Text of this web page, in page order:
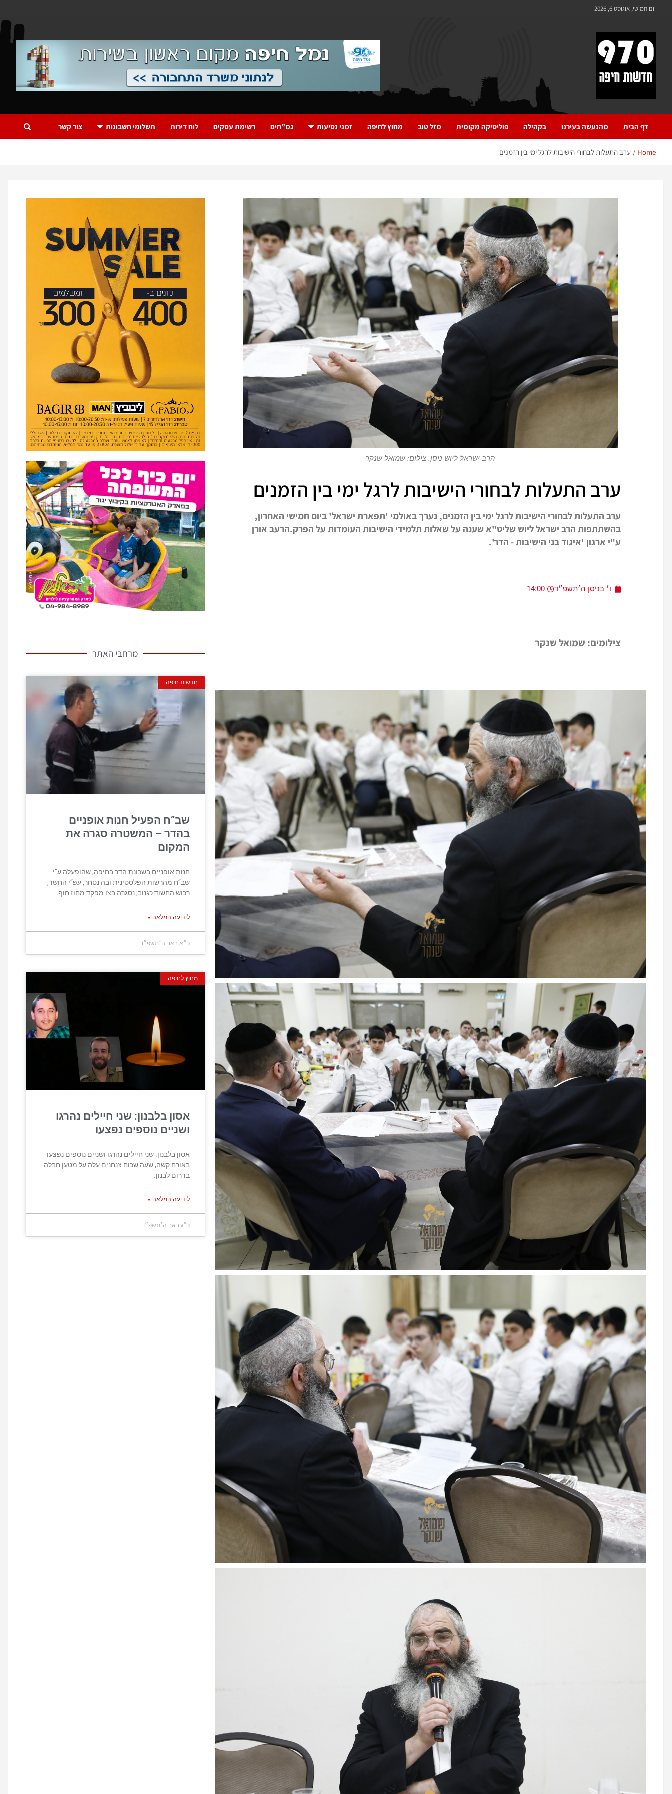
יום חמישי, אוגוסט 6, 2026
970 חדשות חיפה
דף הבית מהנעשה בעירנו בקהילה פוליטיקה מקומית מזל טוב מחוץ לחיפה זמני נסיעות גמ”חים רשימת עסקים לוח דירות תשלומי חשבונות צור קשר
Home ערב התעלות לבחורי הישיבות לרגל ימי בין הזמנים
הרב ישראל ליוש ניסן. צילום: שמואל שנקר
ערב התעלות לבחורי הישיבות לרגל ימי בין הזמנים
ערב התעלות לבחורי הישיבות לרגל ימי בין הזמנים, נערך באולמי 'תפארת ישראל' ביום חמישי האחרון,
בהשתתפות הרב ישראל ליוש שליט"א שענה על שאלות תלמידי הישיבות העומדות על הפרק.הרעב אורן
ע"י ארגון 'איגוד בני הישיבות - הדר'.
ו׳ בניסן ה׳תשפ״ד 14:00
צילומים: שמואל שנקר
מרחבי האתר
חדשות חיפה
שב”ח הפעיל חנות אופניים
בהדר – המשטרה סגרה את
המקום
חנות אופניים בשכונת הדר בחיפה, שהופעלה ע”י
שב”ח מהרשות הפלסטינית ובה נסחר, עפ”י החשד,
רכוש החשוד כגנוב, נסגרה בצו מפקד מחוז חוף.
לידיעה המלאה »
כ״א באב ה׳תשפ״ו
מחוץ לחיפה
אסון בלבנון: שני חיילים נהרגו
ושניים נוספים נפצעו
אסון בלבנון. שני חיילים נהרגו ושניים נוספים נפצעו
באורח קשה, שעה שכוח צנחנים עלה על מטען חבלה
בדרום לבנון.
לידיעה המלאה »
כ״ג באב ה׳תשפ״ו